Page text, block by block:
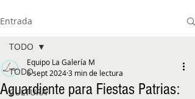
Entrada
TODO
CULTURA
TODO
Aguardiente para Fiestas Patrias:
Equipo La Galería M
6 sept 20243 min de lectura